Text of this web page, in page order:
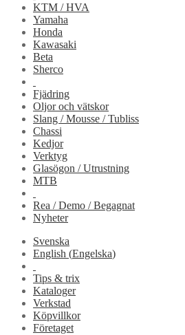
KTM / HVA
Yamaha
Honda
Kawasaki
Beta
Sherco
Fjädring
Oljor och vätskor
Slang / Mousse / Tubliss
Chassi
Kedjor
Verktyg
Glasögon / Utrustning
MTB
Rea / Demo / Begagnat
Nyheter
Svenska
English (Engelska)
Tips & trix
Kataloger
Verkstad
Köpvillkor
Företaget